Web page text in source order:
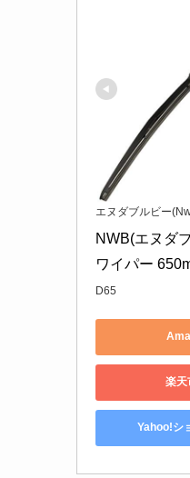
エヌダブルビー
NWB(エヌダ
ワイパー
D65
楽天
Yahoo!シ